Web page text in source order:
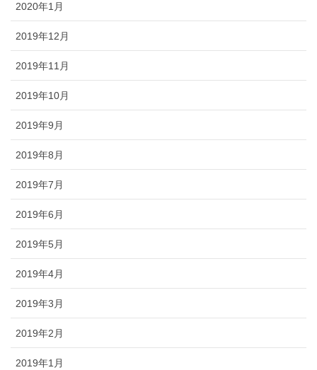
2020年1月
2019年12月
2019年11月
2019年10月
2019年9月
2019年8月
2019年7月
2019年6月
2019年5月
2019年4月
2019年3月
2019年2月
2019年1月